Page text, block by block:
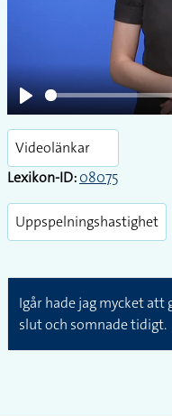
Play
Videolänkar
Lexikon-ID:08075
Uppspelningshastighet
Igår hade jag mycket att
slut och somnade tidigt.